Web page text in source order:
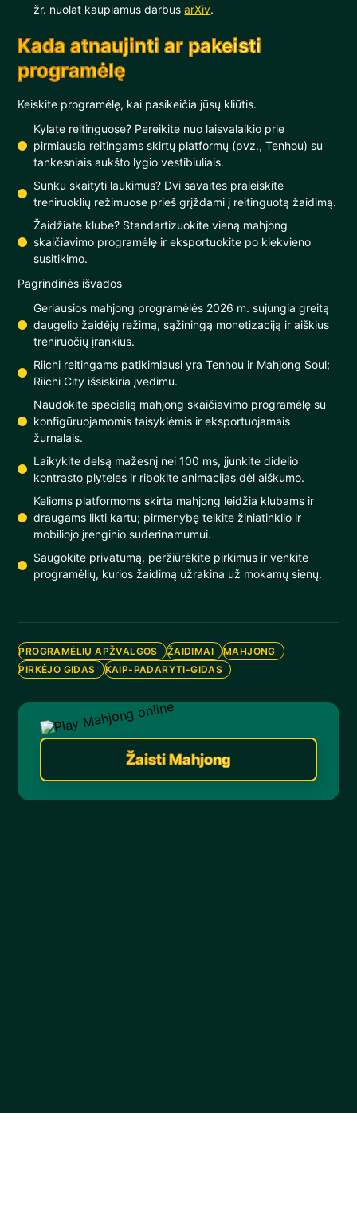
žr. nuolat kaupiamus darbusarXiv.
Kada atnaujinti ar pakeisti
programėlę
Keiskite programėlę, kai pasikeičia jūsų kliūtis.
Kylate reitinguose? Pereikite nuo laisvalaikio prie
pirmiausia reitingams skirtų platformų (pvz., Tenhou) su
tankesniais aukšto lygio vestibiuliais.
Sunku skaityti laukimus? Dvi savaites praleiskite
treniruoklių režimuose prieš grįždami į reitinguotą žaidimą.
Žaidžiate klube? Standartizuokite vieną mahjong
skaičiavimo programėlę ir eksportuokite po kiekvieno
susitikimo.
Pagrindinės išvados
Geriausios mahjong programėlės 2026 m. sujungia greitą
daugelio žaidėjų režimą, sąžiningą monetizaciją ir aiškius
treniruočių įrankius.
Riichi reitingams patikimiausi yra Tenhou ir Mahjong Soul;
Riichi City išsiskiria įvedimu.
Naudokite specialią mahjong skaičiavimo programėlę su
konfigūruojamomis taisyklėmis ir eksportuojamais
žurnalais.
Laikykite delsą mažesnį nei 100 ms, įjunkite didelio
kontrasto plyteles ir ribokite animacijas dėl aiškumo.
Kelioms platformoms skirta mahjong leidžia klubams ir
draugams likti kartu; pirmenybę teikite žiniatinklio ir
mobiliojo įrenginio suderinamumui.
Saugokite privatumą, peržiūrėkite pirkimus ir venkite
programėlių, kurios žaidimą užrakina už mokamų sienų.
PROGRAMĖLIŲ APŽVALGOS ŽAIDIMAI
MAHJONG
PIRKĖJO GIDAS
KAIP-PADARYTI-GIDAS
Žaisti Mahjong